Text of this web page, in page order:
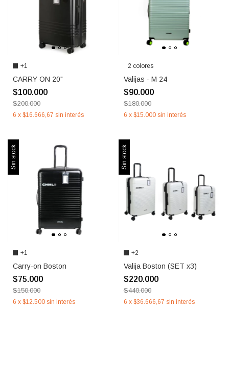
+1
CARRY ON 20"
$100.000
$200.000
6 x $16.666,67 sin interés
2 colores
Valijas - M 24
$90.000
$180.000
6 x $15.000 sin interés
Sin stock
+1
Carry-on Boston
$75.000
$150.000
6 x $12.500 sin interés
Sin stock
+2
Valija Boston (SET x3)
$220.000
$440.000
6 x $36.666,67 sin interés